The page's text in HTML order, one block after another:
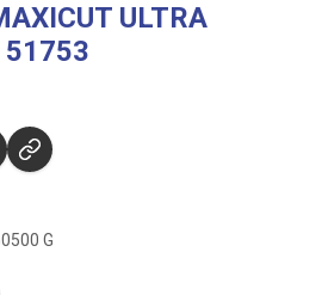
ULTRA
51753
G